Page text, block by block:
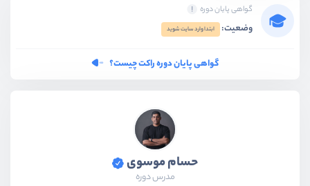
گواهی پایان دوره
وضعیت: ابتدا وارد سایت شوید
گواهی پایان دوره راکت چیست؟
حسام موسوی
مدرس دوره